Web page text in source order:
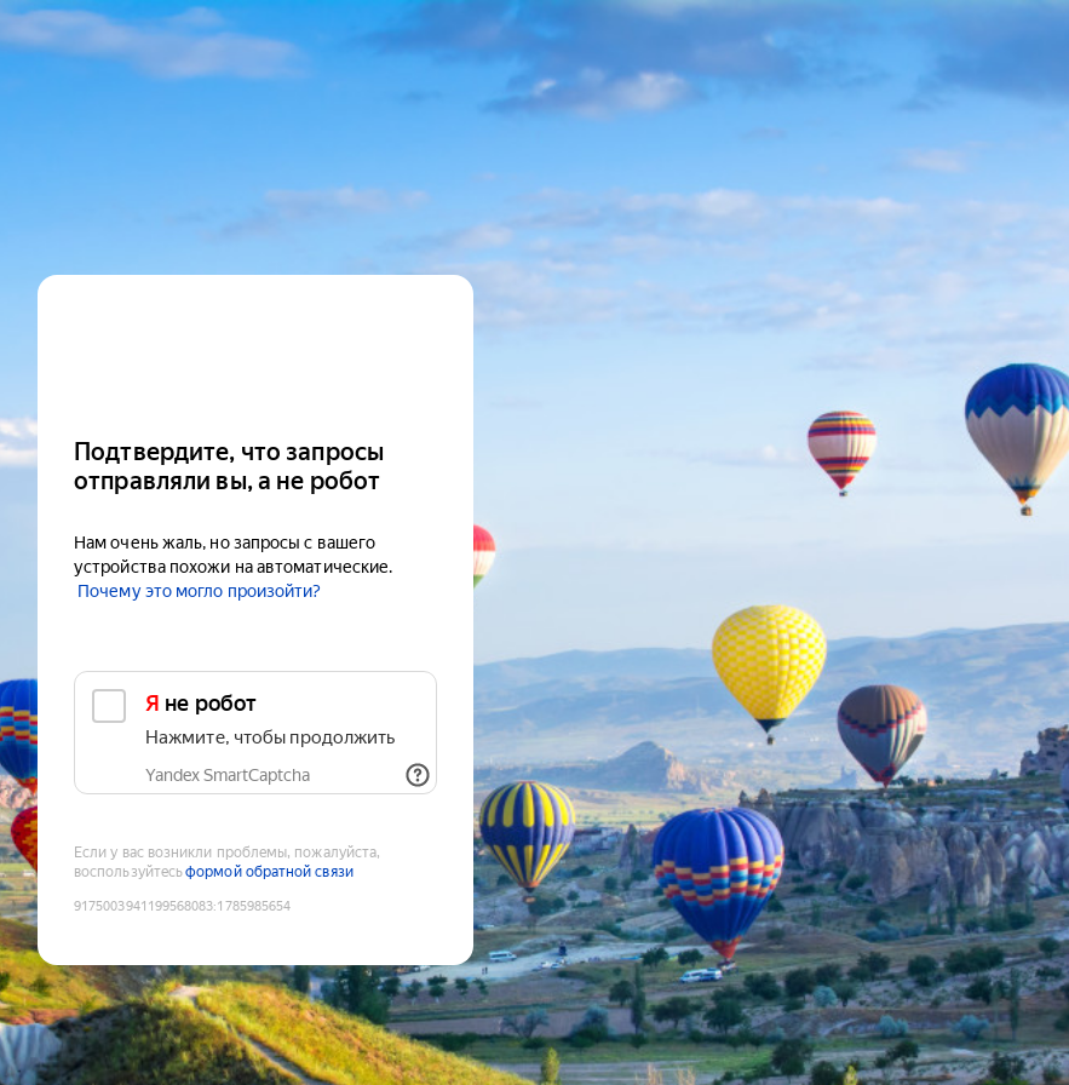
Подтвердите, что запросы
отправляли вы, а не робот
Нам очень жаль, но запросы с вашего
устройства похожи на автоматические.
Почему это могло произойти?
Я не робот
Нажмите, чтобы продолжить
Yandex SmartCaptcha
Если у вас возникли проблемы, пожалуйста,
воспользуйтесьформой обратной связи
9175003941199568083:1785985654